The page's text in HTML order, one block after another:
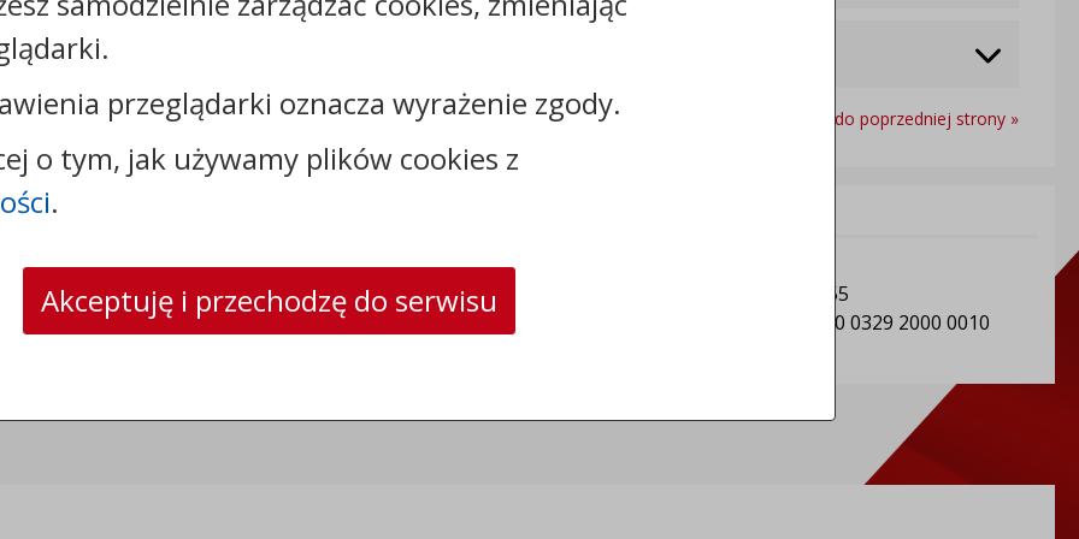
Rejestr zmian
Powrót do poprzedniej strony »
Kontakt:
tel.:+48523890110
e-mail:sekretariat@sosno.pl
skrytka ePUAP: /0413032/SkrytkaESP
REGON: Gmina Sośno: 092350955
Numer konta: 91 8162 0003 0000 0329 2000 0010
przeglądarki oznacza wyrażenie zgody.
o tym, jak używamy plików cookies z
.
Akceptuję i przechodzę do serwisu